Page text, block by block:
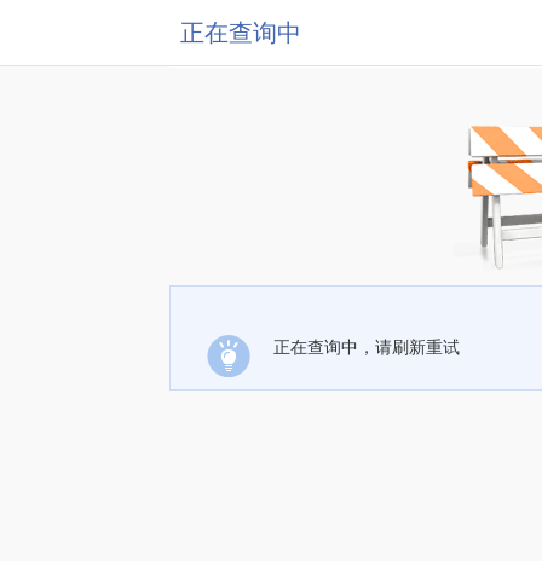
正在查询中
正在查询中，请刷新重试